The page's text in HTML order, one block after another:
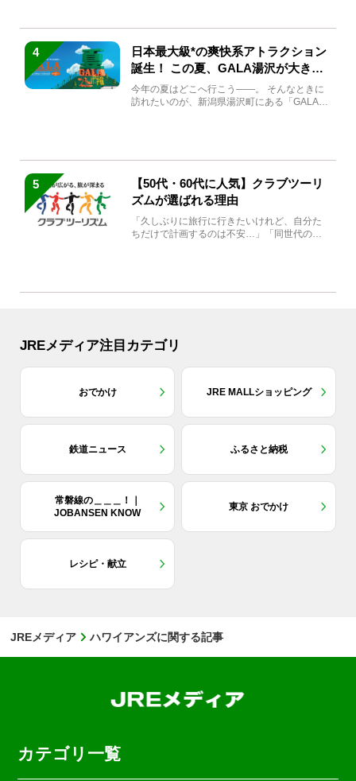
4
日本最大級*の爽快系アトラクション
誕生！ この夏、GALA湯沢が大きく
生まれ変わる
今年の夏はどこへ行こう――。 そんなときに
訪れたいのが、新潟県湯沢町にある「GALA湯
5
【50代・60代に人気】クラブツーリ
ズムが選ばれる理由
「久しぶりに旅行に行きたいけれど、自分た
ちだけで計画するのは不安…」「同世代の方
JREメディア注目カテゴリ
おでかけ JRE MALLショッピング
鉄道ニュース ふるさと納税
常磐線の＿＿＿！｜
JOBANSEN KNOW
東京 おでかけ
レシピ・献立
JREメディア ハワイアンズに関する記事
カテゴリ一覧